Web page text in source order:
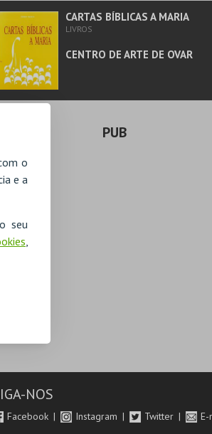
o
e a
seu
CARTAS BÍBLICAS A MARIA
LIVROS
CENTRO DE ARTE DE OVAR
PUB
NOS
Facebook Instagram Twitter